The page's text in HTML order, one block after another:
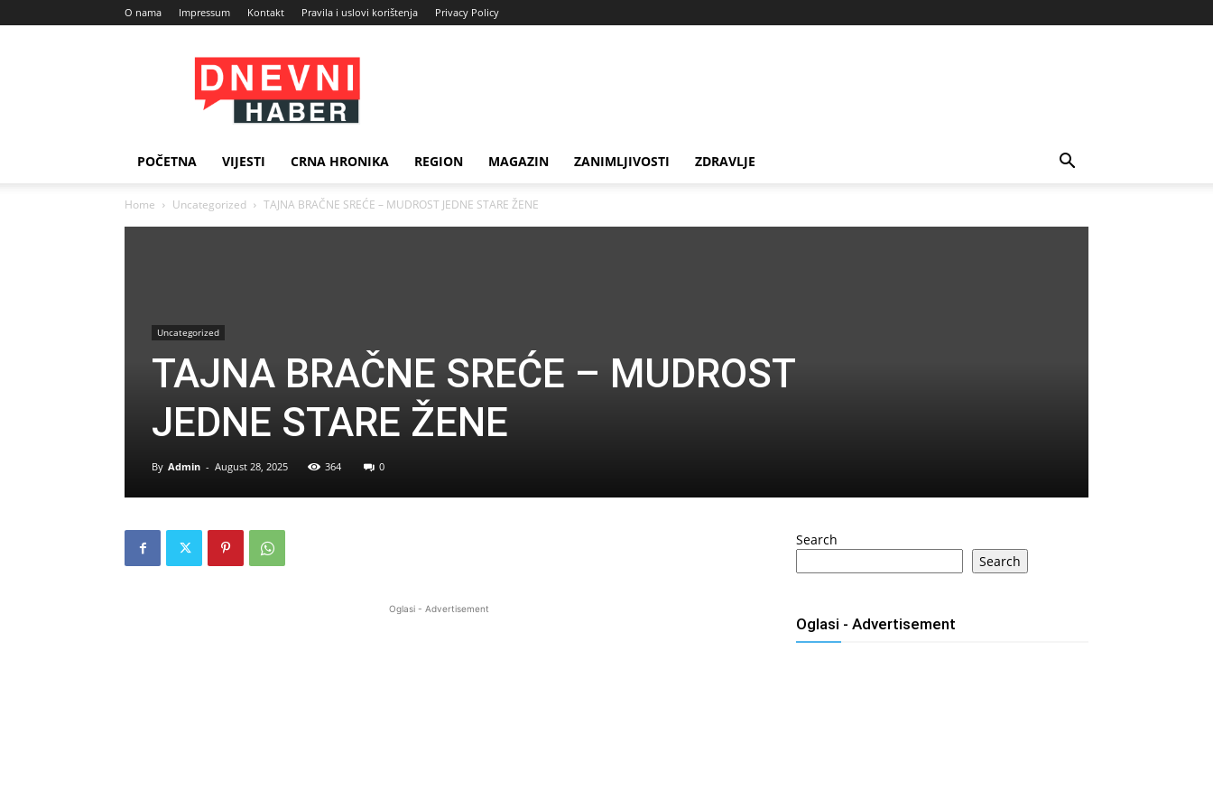
O nama Impressum Kontakt Pravila i uslovi korištenja Privacy Policy
Dnevni
Haber
POČETNA VIJESTI CRNA HRONIKA REGION MAGAZIN ZANIMLJIVOSTI ZDRAVLJE
Home Uncategorized TAJNA BRAČNE SREĆE – MUDROST JEDNE STARE ŽENE
Uncategorized
TAJNA BRAČNE SREĆE – MUDROST
JEDNE STARE ŽENE
By Admin - August 28, 2025 364 0
Oglasi - Advertisement
Search
Search
Oglasi - Advertisement